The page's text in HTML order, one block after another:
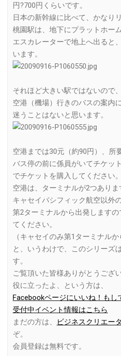
円?700円くらいです。
日本の新幹線に比べて、かなり
桃園駅は、地下にプラットホー
エスカレーターで地上へ出ると
います。
それほど大きい駅ではないので、
空港（機場）行きのバスの案内
迷うことはないと思います。
空港までは30元（約90円）、所
バス停の前に係員がいてチケッ
でチケットを購入してください。
空港は、ターミナルが2つありま
キャセイパシフィック航空以外
第2ターミナルから出発します
てください。
（キャセイのみ第1ターミナルか
と、いうわけで、このシリーズ
す。
ご覧頂いた皆様ありがとうござ
役に立ったよ、という方は、
Facebookページにいいね！もし
受付中イベント情報はこちら
まだの方は、
ビジネスクリエー
ぞ。
会員登録は無料です。